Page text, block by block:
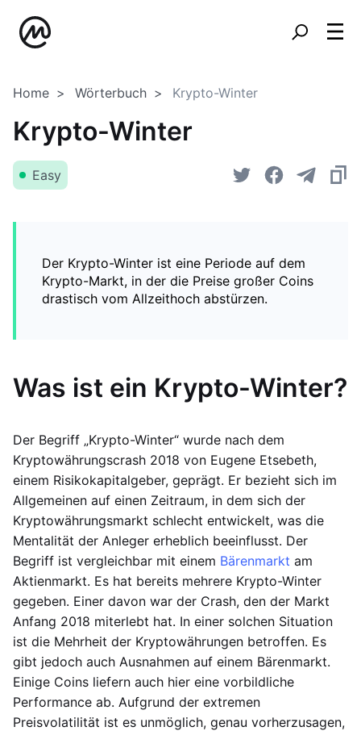
Home Wörterbuch Krypto-Winter
Krypto-Winter
Easy
Der Krypto-Winter ist eine Periode auf dem
Krypto-Markt, in der die Preise großer Coins
drastisch vom Allzeithoch abstürzen.
Was ist ein Krypto-Winter?
Der Begriff „Krypto-Winter“ wurde nach dem
Kryptowährungscrash 2018 von Eugene Etsebeth,
einem Risikokapitalgeber, geprägt. Er bezieht sich im
Allgemeinen auf einen Zeitraum, in dem sich der
Kryptowährungsmarkt schlecht entwickelt, was die
Mentalität der Anleger erheblich beeinflusst. Der
Begriff ist vergleichbar mit einem Bärenmarkt am
Aktienmarkt. Es hat bereits mehrere Krypto-Winter
gegeben. Einer davon war der Crash, den der Markt
Anfang 2018 miterlebt hat. In einer solchen Situation
ist die Mehrheit der Kryptowährungen betroffen. Es
gibt jedoch auch Ausnahmen auf einem Bärenmarkt.
Einige Coins liefern auch hier eine vorbildliche
Performance ab. Aufgrund der extremen
Preisvolatilität ist es unmöglich, genau vorherzusagen,